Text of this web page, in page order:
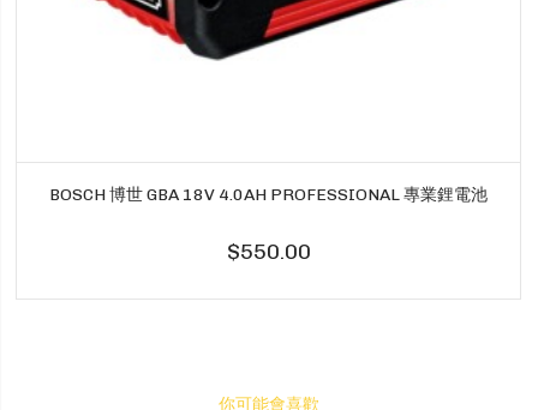
BOSCH 博世 GBA 18V 4.0AH PROFESSIONAL 專業鋰電池
$550.00
你可能會喜歡